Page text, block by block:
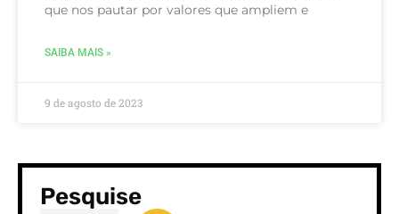
que nos pautar por valores que ampliem e
SAIBA MAIS »
9 de agosto de 2023
Pesquise